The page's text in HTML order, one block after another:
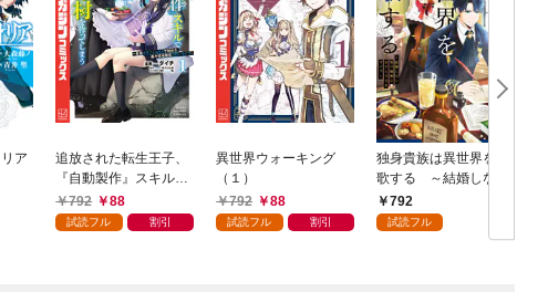
ア
追放された転生王子、
『自動製作』スキルで
領地を爆速で開拓し最
強の村を作ってしまう
792 88
試読フル 割引
異世界ウォーキング
（１）
792
88
試読フル 割引
独身貴族は異世界を謳
歌する ～結婚しない
男の優雅なおひとりさ
まライフ～（１）
792
試読フル